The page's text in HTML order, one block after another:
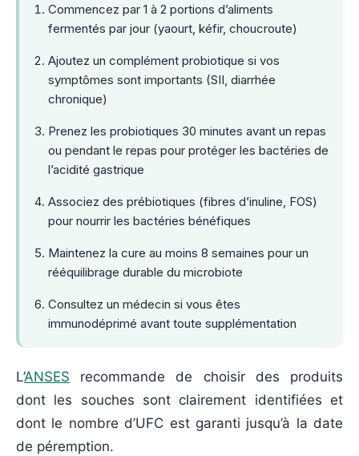
Commencez par 1 à 2 portions d’aliments
fermentés par jour (yaourt, kéfir, choucroute)
Ajoutez un complément probiotique si vos
symptômes sont importants (SII, diarrhée
chronique)
Prenez les probiotiques 30 minutes avant un repas
ou pendant le repas pour protéger les bactéries de
l’acidité gastrique
Associez des prébiotiques (fibres d’inuline, FOS)
pour nourrir les bactéries bénéfiques
Maintenez la cure au moins 8 semaines pour un
rééquilibrage durable du microbiote
Consultez un médecin si vous êtes
immunodéprimé avant toute supplémentation
L’ANSES recommande de choisir des produits
dont les souches sont clairement identifiées et
dont le nombre d’UFC est garanti jusqu’à la date
de péremption.